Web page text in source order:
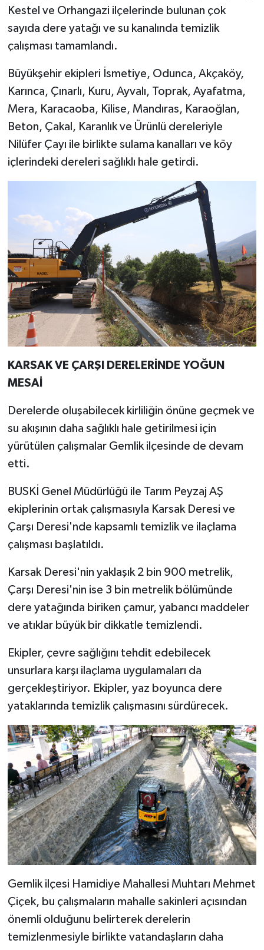
Kestel ve Orhangazi ilçelerinde bulunan çok
sayıda dere yatağı ve su kanalında temizlik
çalışması tamamlandı.
Büyükşehir ekipleri İsmetiye, Odunca, Akçaköy,
Karınca, Çınarlı, Kuru, Ayvalı, Toprak, Ayafatma,
Mera, Karacaoba, Kilise, Mandıras, Karaoğlan,
Beton, Çakal, Karanlık ve Ürünlü dereleriyle
Nilüfer Çayı ile birlikte sulama kanalları ve köy
içlerindeki dereleri sağlıklı hale getirdi.
KARSAK VE ÇARŞI DERELERİNDE YOĞUN
MESAİ
Derelerde oluşabilecek kirliliğin önüne geçmek ve
su akışının daha sağlıklı hale getirilmesi için
yürütülen çalışmalar Gemlik ilçesinde de devam
etti.
BUSKİ Genel Müdürlüğü ile Tarım Peyzaj AŞ
ekiplerinin ortak çalışmasıyla Karsak Deresi ve
Çarşı Deresi'nde kapsamlı temizlik ve ilaçlama
çalışması başlatıldı.
Karsak Deresi'nin yaklaşık 2 bin 900 metrelik,
Çarşı Deresi'nin ise 3 bin metrelik bölümünde
dere yatağında biriken çamur, yabancı maddeler
ve atıklar büyük bir dikkatle temizlendi.
Ekipler, çevre sağlığını tehdit edebilecek
unsurlara karşı ilaçlama uygulamaları da
gerçekleştiriyor. Ekipler, yaz boyunca dere
yataklarında temizlik çalışmasını sürdürecek.
Gemlik ilçesi Hamidiye Mahallesi Muhtarı Mehmet
Çiçek, bu çalışmaların mahalle sakinleri açısından
önemli olduğunu belirterek derelerin
temizlenmesiyle birlikte vatandaşların daha